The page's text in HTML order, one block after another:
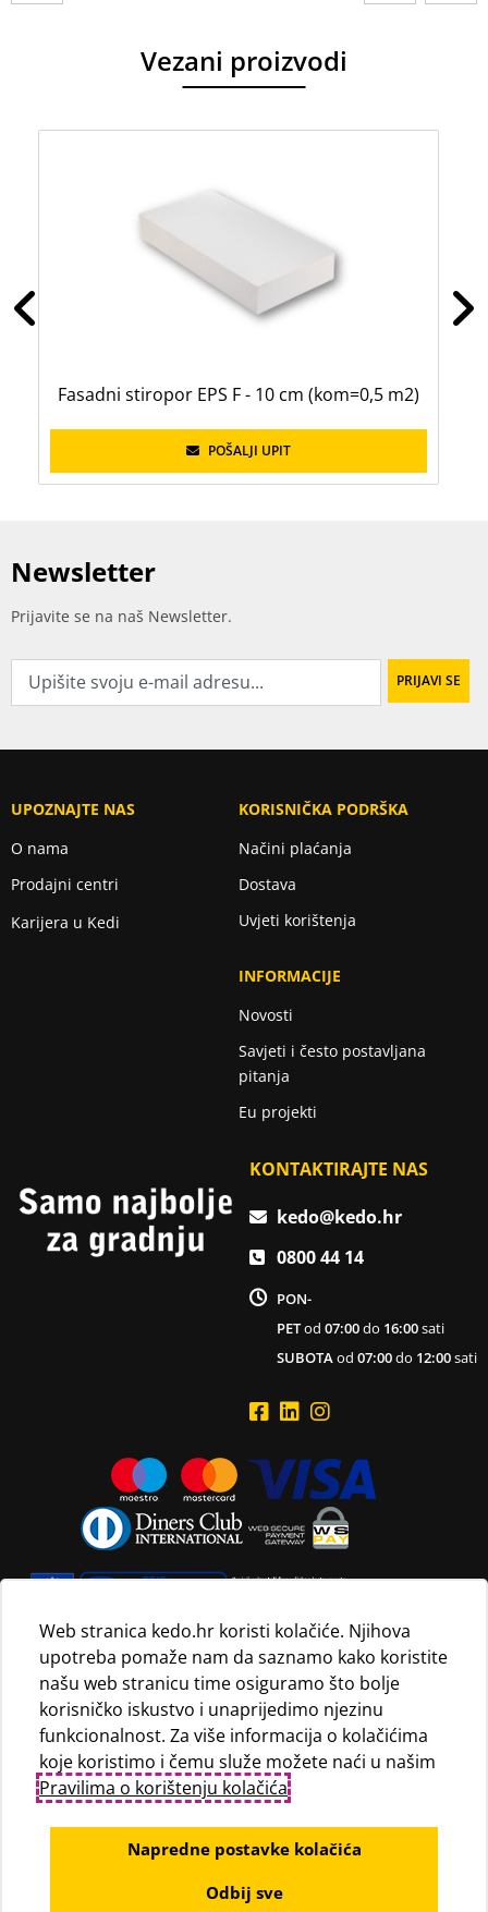
Vezani proizvodi
Fasadni stiropor EPS F - 10 cm (kom=0,5 m2)
POŠALJI UPIT
Web stranica kedo.hr koristi kolačiće. Njihova
upotreba pomaže nam da saznamo kako koristite
našu web stranicu time osiguramo što bolje
korisničko iskustvo i unaprijedimo njezinu
funkcionalnost. Za više informacija o kolačićima
koje koristimo i čemu služe možete naći u našim
Pravilima o korištenju kolačića.
Napredne postavke kolačića
Odbij sve
Newsletter
Prijavite se na naš Newsletter.
UPOZNAJTE NAS
O nama
Prodajni centri
Karijera u Kedi
KORISNIČKA PODRŠKA
Načini plaćanja
Dostava
Uvjeti korištenja
INFORMACIJE
Novosti
Savjeti i često postavljana
pitanja
Eu projekti
KONTAKTIRAJTE NAS
kedo@kedo.hr
0800 44 14
PON-
PETod07:00do 16:00sati
SUBOTAod07:00do 12:00sati
Navedene maloprodajne cijene vrijede isključivo za kupnju
proizvoda putem Internet trgovine i mogu se razlikovati od
maloprodajnih cijena u maloprodajnim trgovinama.